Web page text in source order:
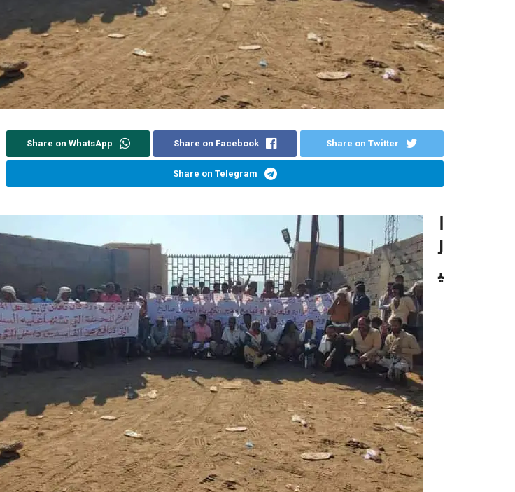
Share on Twitter
Share on Facebook
Share on WhatsApp
Share on Telegram
ل
ي